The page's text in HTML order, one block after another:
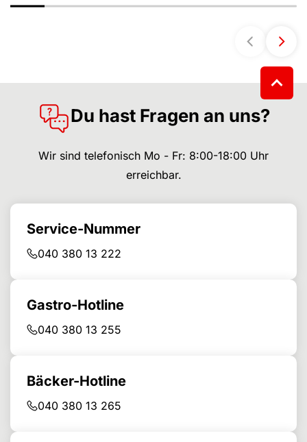
Du hast Fragen an uns?
Wir sind telefonisch Mo - Fr: 8:00-18:00 Uhr
erreichbar.
Service-Nummer
040 380 13 222
Gastro-Hotline
040 380 13 255
Bäcker-Hotline
040 380 13 265